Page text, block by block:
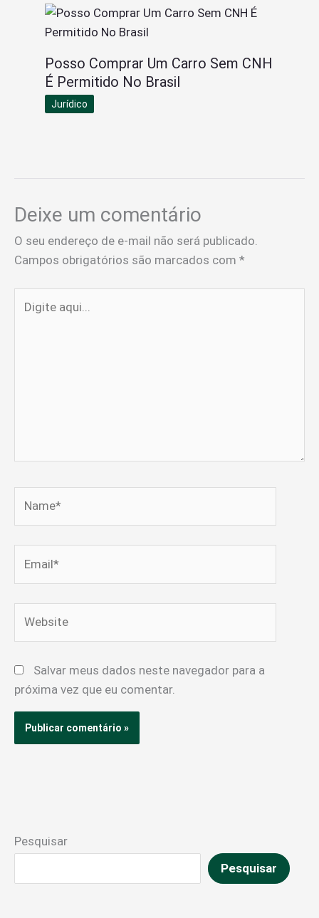
Posso Comprar Um Carro Sem CNH
É Permitido No Brasil
Jurídico
Deixe um comentário
O seu endereço de e-mail não será publicado.
Campos obrigatórios são marcados com *
aqui...
Salvar meus dados neste navegador para a
próxima vez que eu comentar.
Pesquisar
Pesquisar